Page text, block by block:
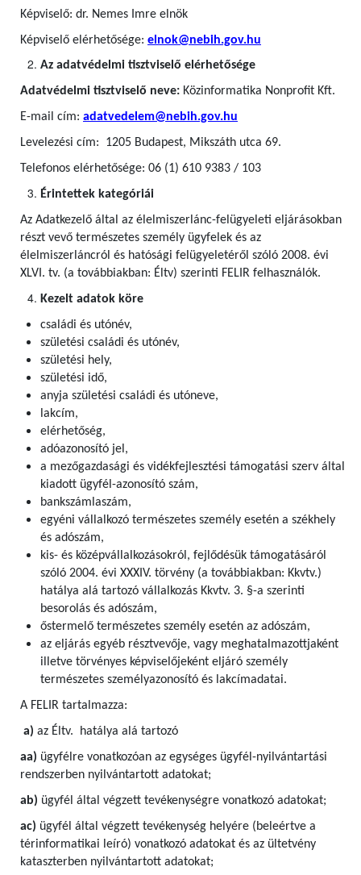
Képviselő: dr. Nemes Imre elnök
Képviselő elérhetősége: elnok@nebih.gov.hu
Az adatvédelmi tisztviselő elérhetősége
Adatvédelmi tisztviselő neve: Közinformatika Nonprofit Kft.
E-mail cím: adatvedelem@nebih.gov.hu
Levelezési cím: 1205 Budapest, Mikszáth utca 69.
Telefonos elérhetősége: 06 (1) 610 9383 / 103
Érintettek kategóriái
Az Adatkezelő által az élelmiszerlánc-felügyeleti eljárásokban
részt vevő természetes személy ügyfelek és az
élelmiszerláncról és hatósági felügyeletéről szóló 2008. évi
XLVI. tv. (a továbbiakban: Éltv) szerinti FELIR felhasználók.
Kezelt adatok köre
családi és utónév,
születési családi és utónév,
születési hely,
születési idő,
anyja születési családi és utóneve,
lakcím,
elérhetőség,
adóazonosító jel,
a mezőgazdasági és vidékfejlesztési támogatási szerv által
kiadott ügyfél-azonosító szám,
bankszámlaszám,
egyéni vállalkozó természetes személy esetén a székhely
és adószám,
kis- és középvállalkozásokról, fejlődésük támogatásáról
szóló 2004. évi XXXIV. törvény (a továbbiakban: Kkvtv.)
hatálya alá tartozó vállalkozás Kkvtv. 3. §-a szerinti
besorolás és adószám,
őstermelő természetes személy esetén az adószám,
az eljárás egyéb résztvevője, vagy meghatalmazottjaként
illetve törvényes képviselőjeként eljáró személy
természetes személyazonosító és lakcímadatai.
A FELIR tartalmazza:
a) az Éltv. hatálya alá tartozó
aa) ügyfélre vonatkozóan az egységes ügyfél-nyilvántartási
rendszerben nyilvántartott adatokat;
ab) ügyfél által végzett tevékenységre vonatkozó adatokat;
ac) ügyfél által végzett tevékenység helyére (beleértve a
térinformatikai leíró) vonatkozó adatokat és az ültetvény
kataszterben nyilvántartott adatokat;